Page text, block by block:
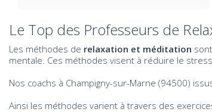
Le Top des Professeurs de
Les méthodes de relaxation et méditation
mentale. Ces méthodes visent à réduire le
Nos coachs à Champigny-sur-Marne (94500)
Ainsi les méthodes varient à travers des